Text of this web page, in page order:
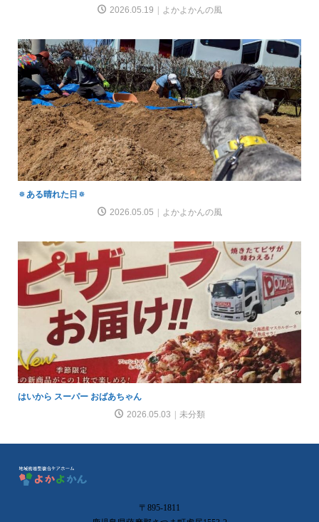
2026.05.19
よかよかんの風
🔅ある晴れた日🔅
2026.05.05
よかよかんの風
はいから スーパー おばあちゃん
2026.05.03
未分類
〒895-1811